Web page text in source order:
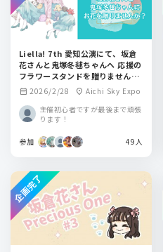
Liella! 7th 愛知公演にて、坂倉
花さんと鬼塚冬毬ちゃんへ 応援の
フラワースタンドを贈りません
か？
calendar_month 2026/2/28 location_on Aichi Sky Expo
主催初心者ですが最後まで頑張
ります！
参加 49人
企画完了